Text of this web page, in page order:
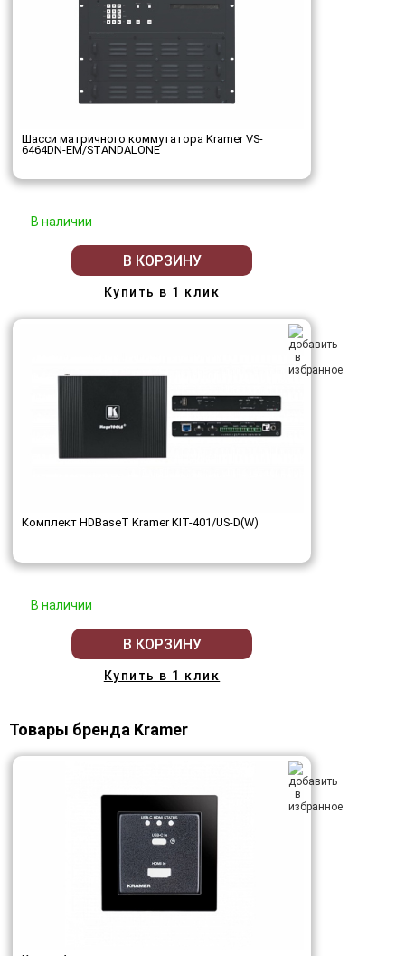
Шасси матричного коммутатора Kramer VS-
6464DN-EM/STANDALONE
В наличии
В КОРЗИНУ
Купить в 1 клик
Комплект HDBaseT Kramer KIT-401/US-D(W)
В наличии
В КОРЗИНУ
Купить в 1 клик
Товары бренда Kramer